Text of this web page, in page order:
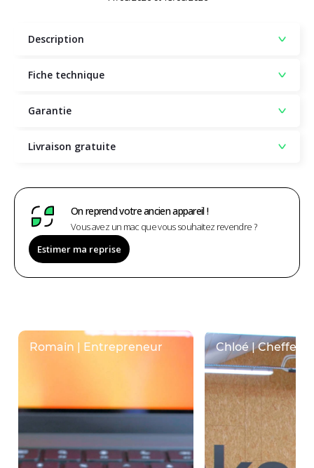
Description
Fiche technique
Garantie
Livraison gratuite
On reprend votre ancien appareil !
Vous avez un mac que vous souhaitez revendre ?
Estimer ma reprise